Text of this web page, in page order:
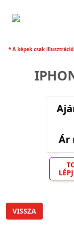
* A képek csak
Ár
VISSZA